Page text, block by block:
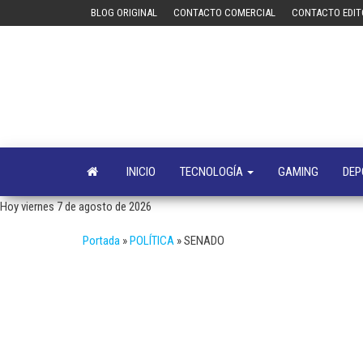
BLOG ORIGINAL CONTACTO COMERCIAL CONTACTO
INICIO TECNOLOGÍA GAMING
Hoy viernes 7 de agosto de 2026
Portada »POLÍTICA »SENADO